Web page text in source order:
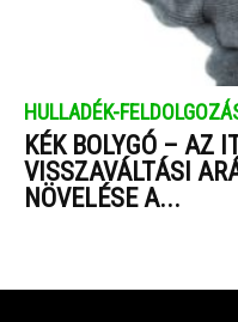
HULLADÉK-
KÉK BOLYGÓ – AZ
VISSZAVÁLTÁSI
NÖVELÉSE A...